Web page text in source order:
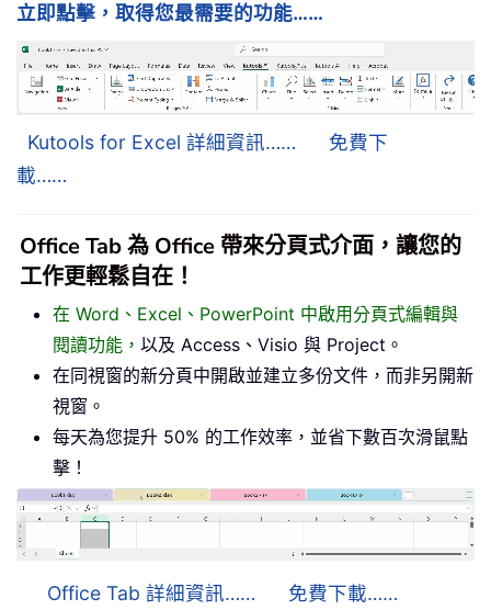
立即點擊，取得您最需要的功能……
Kutools for Excel 詳細資訊……
免費下
載……
Office Tab 為 Office 帶來分頁式介面，讓您的
工作更輕鬆自在！
在 Word、Excel、PowerPoint 中啟用分頁式編輯與
閱讀功能， 以及 Access、Visio 與 Project。
在同視窗的新分頁中開啟並建立多份文件，而非另開新
視窗。
每天為您提升 50% 的工作效率，並省下數百次滑鼠點
擊！
Office Tab 詳細資訊…… 免費下載……